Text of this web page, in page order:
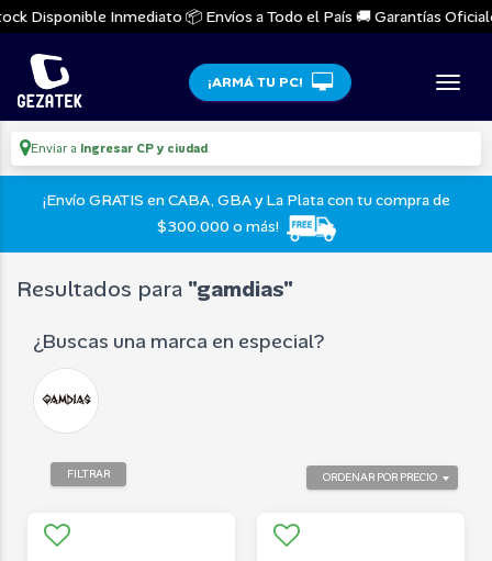
Inmediato 📦 Envíos a Todo el País 🚚 Garantías Oficiales
¡ARMÁ TU PC!
Enviar a Ingresar CP y ciudad
¡Envío GRATIS en CABA, GBA y La Plata con tu compra de
$300.000 o más!
Resultados para "gamdias"
¿Buscas una marca en especial?
FILTRAR ORDENAR POR PRECIO